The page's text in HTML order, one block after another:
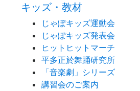
キッズ・教材
じゃぽキッズ運動会
じゃぽキッズ発表会
ヒットヒットマーチ
平多正於舞踊研究所
「音楽劇」シリーズ
講習会のご案内